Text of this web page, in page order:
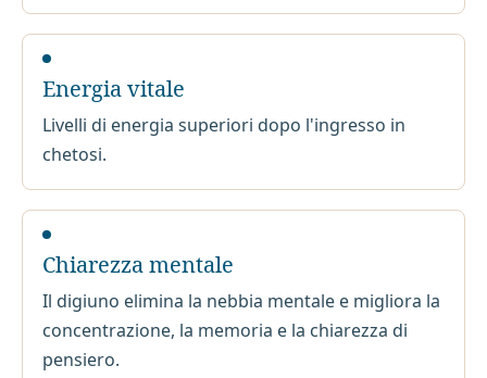
Energia vitale
Livelli di energia superiori dopo l'ingresso in
chetosi.
Chiarezza mentale
Il digiuno elimina la nebbia mentale e migliora la
concentrazione, la memoria e la chiarezza di
pensiero.